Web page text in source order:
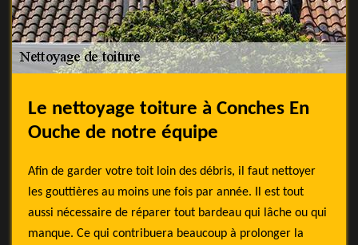
Le nettoyage toiture à Conches En
Ouche de notre équipe
Afin de garder votre toit loin des débris, il faut nettoyer
les gouttières au moins une fois par année. Il est tout
aussi nécessaire de réparer tout bardeau qui lâche ou qui
manque. Ce qui contribuera beaucoup à prolonger la